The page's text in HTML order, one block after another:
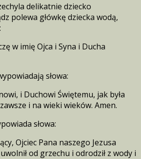
delikatnie dziecko
polewa główkę dziecka wodą,
w imię Ojca i Syna i Ducha
słowa:
i Duchowi Świętemu, jak była
i na wieki wieków. Amen.
słowa:
Ojciec Pana naszego Jezusa
od grzechu i odrodził z wody i